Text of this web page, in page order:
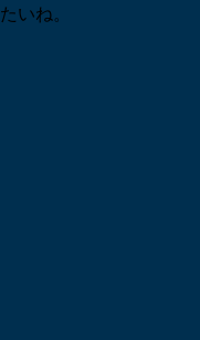
いね。